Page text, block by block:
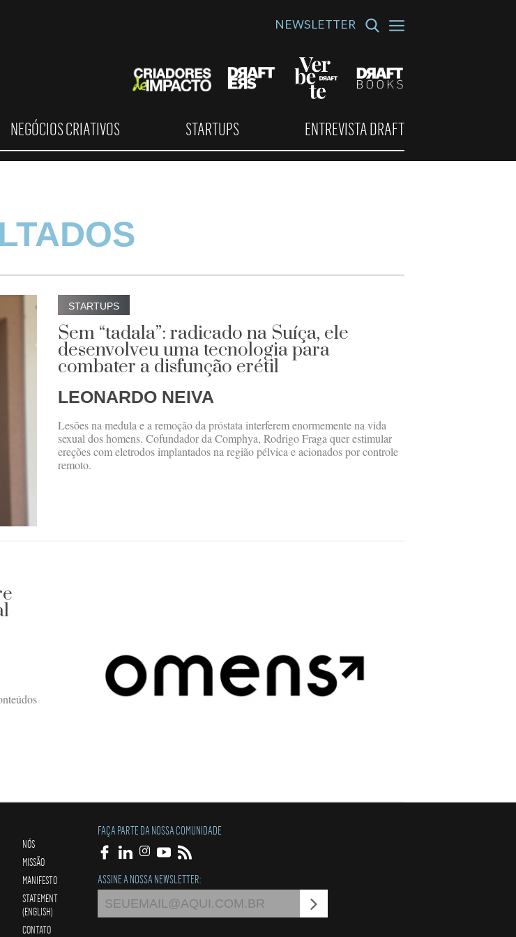
NEWSLETTER
NEGÓCIOS CRIATIVOS STARTUPS ENTREVISTA DRAFT
STARTUPS
Sem “tadala”: radicado na Suíça, ele
desenvolveu uma tecnologia para
combater a disfunção erétil
LEONARDO NEIVA
Lesões na medula e a remoção da próstata interferem enormemente na vida
sexual dos homens. Cofundador da Comphya, Rodrigo Fraga quer estimular
ereções com eletrodos implantados na região pélvica e acionados por controle
remoto.
NÓS
MISSÃO
MANIFESTO
STATEMENT
(ENGLISH)
CONTATO
FAÇA PARTE DA NOSSA COMUNIDADE
ASSINE A NOSSA NEWSLETTER: